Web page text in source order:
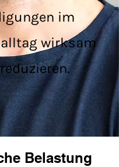
im
wirksam
Belastung